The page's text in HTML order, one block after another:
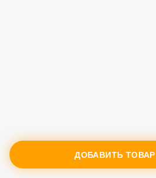
ДОБАВИТЬ